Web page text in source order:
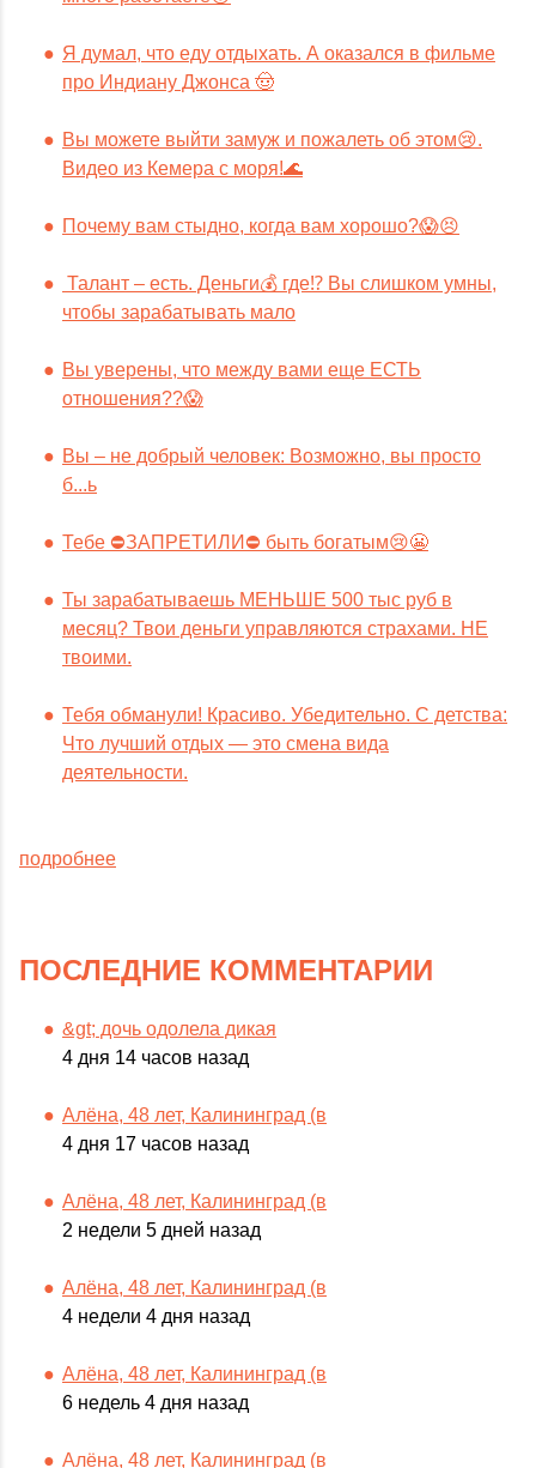
Я думал, что еду отдыхать. А оказался в фильме
про Индиану Джонса 🤠
Вы можете выйти замуж и пожалеть об этом😢.
Видео из Кемера с моря!🌊
Почему вам стыдно, когда вам хорошо?😱😣
Талант – есть. Деньги💰 где⁉️ Вы слишком умны,
чтобы зарабатывать мало
Вы уверены, что между вами еще ЕСТЬ
отношения??😱
Вы – не добрый человек: Возможно, вы просто
б...ь
Тебе ⛔️ЗАПРЕТИЛИ⛔️ быть богатым😢😬
Ты зарабатываешь МЕНЬШЕ 500 тыс руб в
месяц? Твои деньги управляются страхами. НЕ
твоими.
Тебя обманули! Красиво. Убедительно. С детства:
Что лучший отдых — это смена вида
деятельности.
подробнее
ПОСЛЕДНИЕ КОММЕНТАРИИ
&gt; дочь одолела дикая
4 дня 14 часов назад
Алёна, 48 лет, Калининград (в
4 дня 17 часов назад
Алёна, 48 лет, Калининград (в
2 недели 5 дней назад
Алёна, 48 лет, Калининград (в
4 недели 4 дня назад
Алёна, 48 лет, Калининград (в
6 недель 4 дня назад
Алёна, 48 лет, Калининград (в